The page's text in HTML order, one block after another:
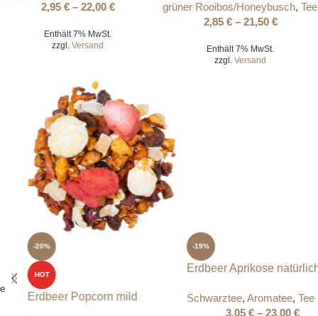
2,95 € – 22,00 €
Enthält 7% MwSt.
zzgl. Versand
grüner Rooibos/Honeybusch, Tee
2,85 € – 21,50 €
Enthält 7% MwSt.
zzgl. Versand
HOT
Erdbeer Popcorn mild
Erdbeer Aprikose natürlich
Schwarztee
Blickfang und sorgt mit seinem
süßlichen Erdbeer-Geschmack,
fein abgerundet durch die Frische
Lebenslust und neuen Schwung.